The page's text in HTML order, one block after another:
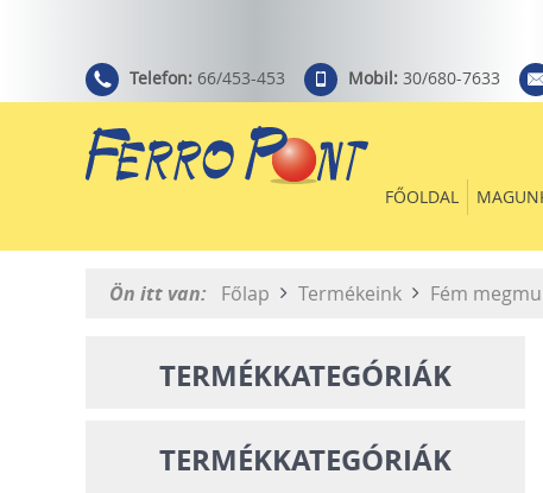
Telefon: 66/453-453 Mobil: 30/680-7633
FŐOLDAL
Ön itt van: Főlap Termékeink Fém
TERMÉKKATEGÓRIÁK
TERMÉKKATEGÓRIÁK